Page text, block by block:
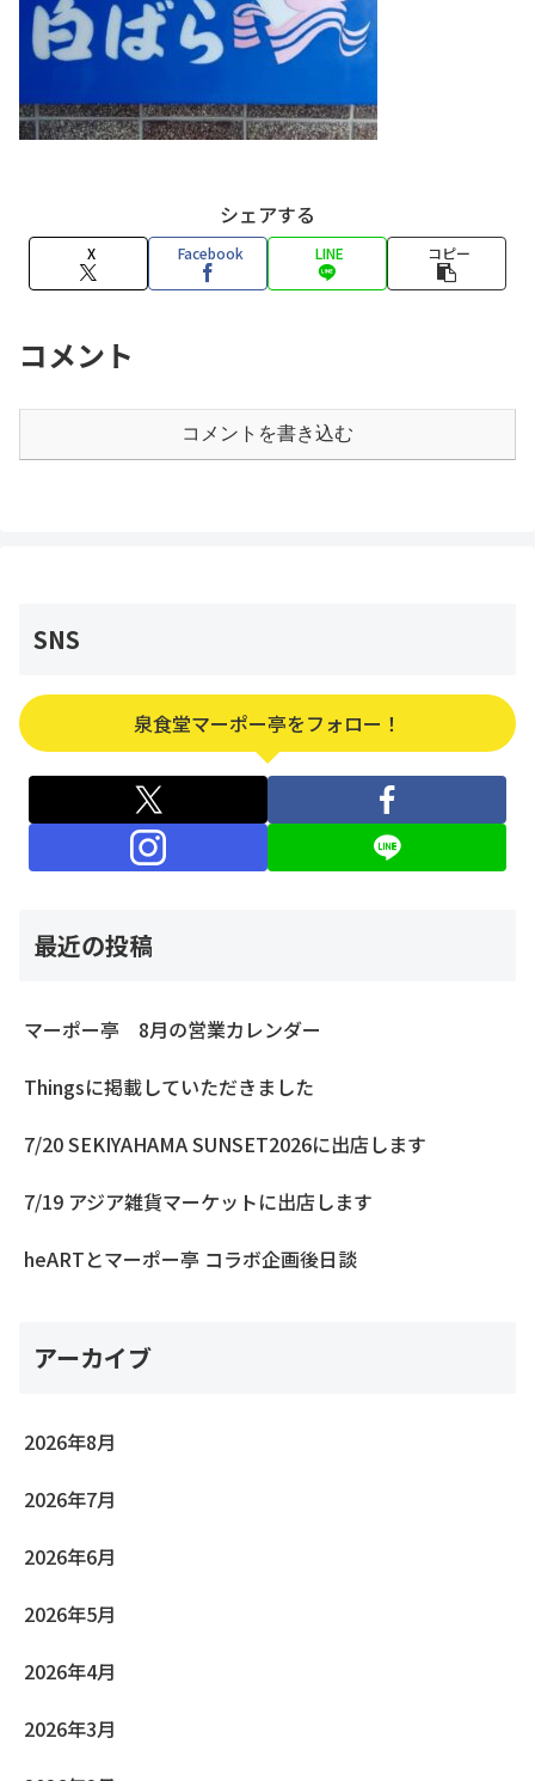
シェアする
X Facebook LINE コピー
コメント
コメントを書き込む
SNS
泉食堂マーポー亭をフォロー！
最近の投稿
マーポー亭 8月の営業カレンダー
Thingsに掲載していただきました
7/20 SEKIYAHAMA SUNSET2026に出店します
7/19 アジア雑貨マーケットに出店します
heARTとマーポー亭 コラボ企画後日談
アーカイブ
2026年8月
2026年7月
2026年6月
2026年5月
2026年4月
2026年3月